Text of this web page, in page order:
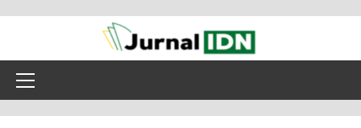
content
Primary